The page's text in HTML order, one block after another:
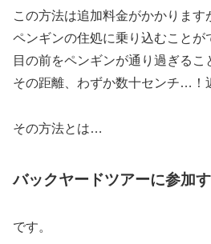
この方法は追加料金がかかります
ペンギンの住処に乗り込むことが
目の前をペンギンが通り過ぎるこ
その距離、わずか数十センチ…！
その方法とは…
バックヤードツアーに参加
です。